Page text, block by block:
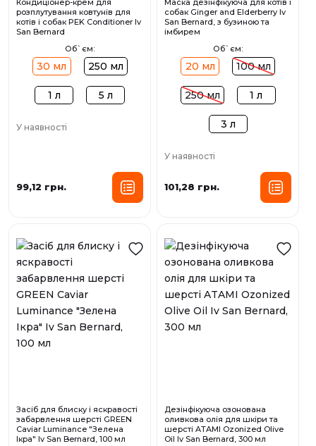
розплутування ковтунів для
котів і собак PEK Conditioner Iv
San Bernard
Об`єм:
30 мл 250 мл
1 л 5 л
У наявності
99,12 грн.
собак Ginger and Elderberry Iv
San Bernard, з бузиною та
імбирем
Об`єм:
20 мл 100 мл
250 мл 1 л
3 л
У наявності
101,28 грн.
Засіб для блиску і яскравості
забарвлення шерсті GREEN
Caviar Luminance "Зелена
Ікра" Iv San Bernard, 100 мл
Дезінфікуюча озонована
оливкова олія для шкіри та
шерсті ATAMI Ozonized Olive
Oil Iv San Bernard, 300 мл